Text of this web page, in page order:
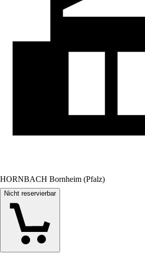
HORNBACH Bornheim (Pfalz)
Nicht reservierbar